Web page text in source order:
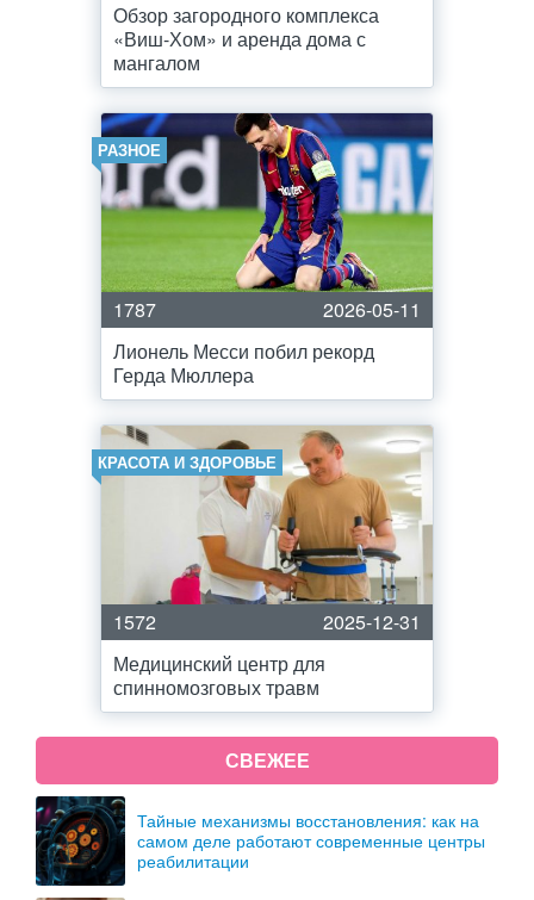
Обзор загородного комплекса
«Виш-Хом» и аренда дома с
мангалом
РАЗНОЕ
1787
2026-05-11
Лионель Месси побил рекорд
Герда Мюллера
КРАСОТА И ЗДОРОВЬЕ
1572
2025-12-31
Медицинский центр для
спинномозговых травм
СВЕЖЕЕ
Тайные механизмы восстановления: как на
самом деле работают современные центры
реабилитации